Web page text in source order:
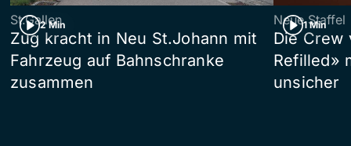
2 Min
St.Gallen
Zug kracht in Neu St.Johann mit
Fahrzeug auf Bahnschranke
zusammen
1 Min
Neue Staffel
Die Crew
Refilled»
unsicher